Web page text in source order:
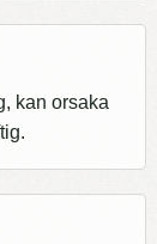
kan orsaka